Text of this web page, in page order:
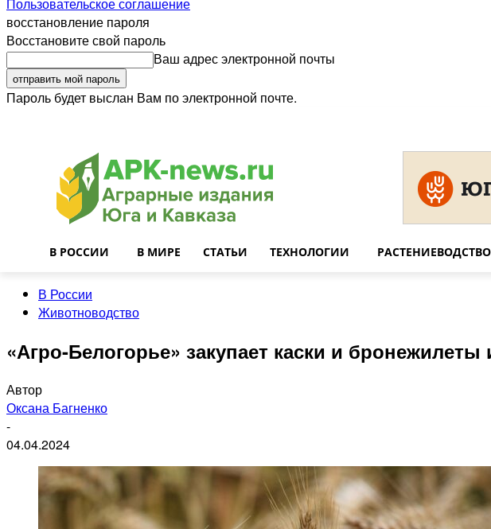
восстановление пароля
Восстановите свой пароль
Ваш адрес электронной почты
Пароль будет выслан Вам по электронной почте.
В РОССИИ В МИРЕ СТАТЬИ ТЕХНОЛОГИИ РАСТЕНИЕВОДСТВО
В России
Животноводство
«Агро-Белогорье» закупает каски и бронежилеты
Автор
Оксана Багненко
-
04.04.2024